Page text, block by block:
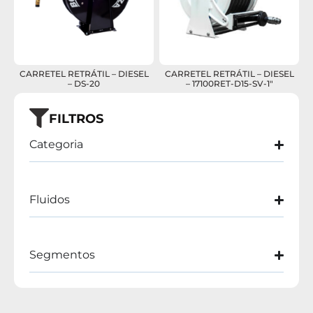
FILTROS
Categoria
Fluidos
Segmentos
CARRETEL RETRÁTIL – DIESEL
– DS-20
CARRETEL RETRÁTIL – DIESEL
– 17100RET-D15-SV-1″